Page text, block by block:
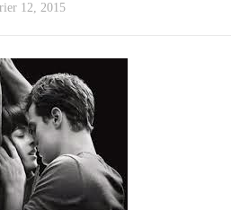
12, 2015